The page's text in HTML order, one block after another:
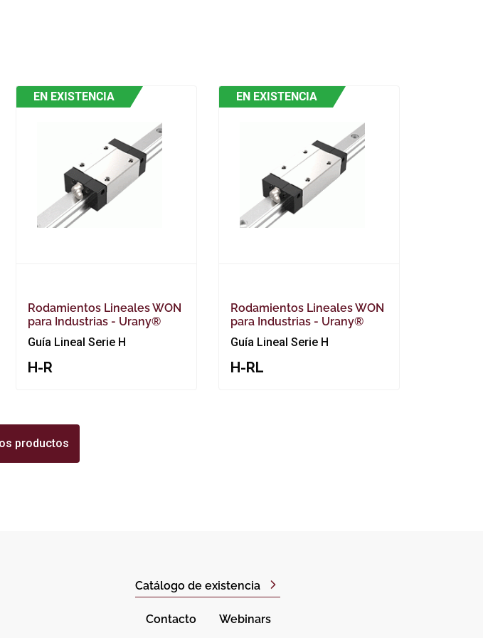
EN EXISTENCIA
Rodamientos Lineales WON
para Industrias - Urany®
Guía Lineal Serie H
H-R
EN EXISTENCIA
Rodamientos Lineales WON
para Industrias - Urany®
Guía Lineal Serie H
H-RL
productos
Catálogo de existencia
Contacto Webinars